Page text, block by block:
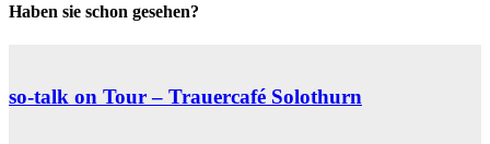
Haben sie schon gesehen?
so-talk on Tour – Trauercafé Solothurn